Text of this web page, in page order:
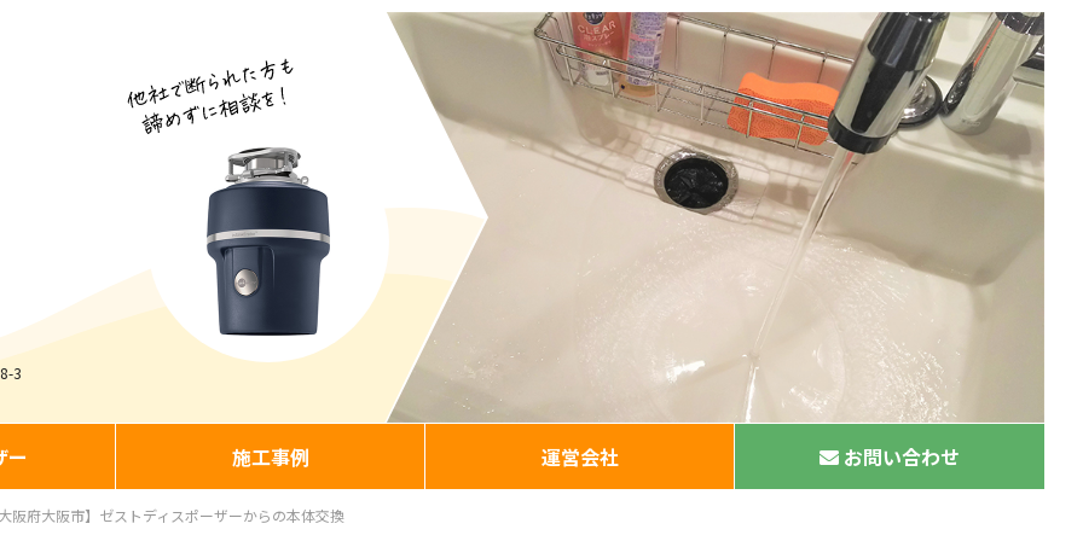
3
ー 施工事例 運営会社 お問い合わせ
阪府大阪市】ゼストディスポーザーからの本体交換